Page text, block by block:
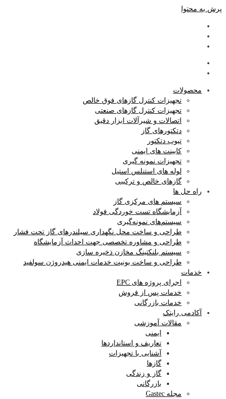
پرش به محتوا
محصولات
تجهیزات کنترل گازهای فوق خالص
تجهیزات کنترل گازهای صنعتی
اتصالات و شیرآلات ابزار دقیق
دتکتورهای گاز
تیوب دتکتور
کابینت های ایمنی
تجهیزات نمونه گیری
لوله های استنلس استیل
گازهای خالص و ترکیبی
راه حل ها
سیستم های مرکزی گاز
آزمایشگاه‌ تست خوردگی فولاد
سیستم‌های نمونه‌گیری
طراحی و ساخت محل نگهداری سیلندرهای گاز تحت فشار
طراحی و مشاوره تخصصی جهت احداث آزمایشگاه
سیستم بلنکتینگ مخازن ذخیره سازی
طراحی و ساخت یونیت خدمات ایمنی هیدروژن سولفید
خدمات
اجرای پروژه های EPC
خدمات پس از فروش
خدمات بازرگانی
آکادمی رایتک
مقالات آموزشی
ایمنی
تعاریف و استانداردها
آشنایی با تجهیزات
گازها
گاز و زندگی
بازرگانی
مجله Gastec